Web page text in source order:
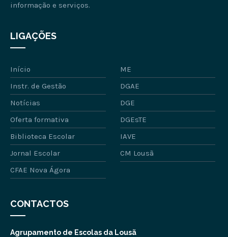
informação e serviços.
LIGAÇÕES
Início
ME
Instr. de Gestão
DGAE
Notícias
DGE
Oferta formativa
DGEsTE
Biblioteca Escolar
IAVE
Jornal Escolar
CM Lousã
CFAE Nova Ágora
CONTACTOS
Agrupamento de Escolas da Lousã